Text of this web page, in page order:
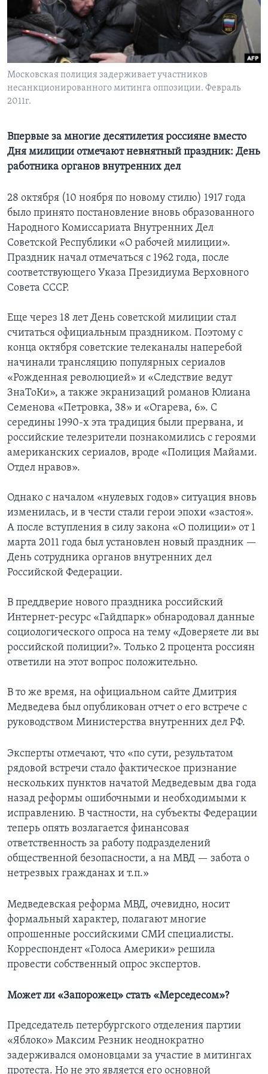
Learning English
СОЦИАЛЬНЫЕ СЕТИ
Московская полиция задерживает участников
несанкционированного митинга оппозиции. Февраль
2011г.
Впервые за многие десятилетия россияне вместо
Дня милиции отмечают невнятный праздник: День
работника органов внутренних дел
28 октября (10 ноября по новому стилю) 1917 года
было принято постановление вновь образованного
Народного Комиссариата Внутренних Дел
Советской Республики «О рабочей милиции».
Праздник начал отмечаться с 1962 года, после
соответствующего Указа Президиума Верховного
Совета СССР.
Еще через 18 лет День советской милиции стал
считаться официальным праздником. Поэтому с
конца октября советские телеканалы наперебой
начинали трансляцию популярных сериалов
«Рожденная революцией» и «Следствие ведут
ЗнаТоКи», а также экранизаций романов Юлиана
Семенова «Петровка, 38» и «Огарева, 6». С
середины 1990-х эта традиция были прервана, и
российские телезрители познакомились с героями
американских сериалов, вроде «Полиция Майами.
Отдел нравов».
Однако с началом «нулевых годов» ситуация вновь
изменилась, и в чести стали герои эпохи «застоя».
А после вступления в силу закона «О полиции» от 1
марта 2011 года был установлен новый праздник —
День сотрудника органов внутренних дел
Российской Федерации.
В преддверие нового праздника российский
Интернет-ресурс «Гайдпарк» обнародовал данные
социологического опроса на тему «Доверяете ли вы
российской полиции?». Только 2 процента россиян
ответили на этот вопрос положительно.
В то же время, на официальном сайте Дмитрия
Медведева был опубликован отчет о его встрече с
руководством Министерства внутренних дел РФ.
Эксперты отмечают, что «по сути, результатом
рядовой встречи стало фактическое признание
нескольких пунктов начатой Медведевым два года
назад реформы ошибочными и необходимыми к
исправлению. В частности, на субъекты Федерации
теперь опять возлагается финансовая
ответственность за работу подразделений
общественной безопасности, а на МВД — забота о
нетрезвых гражданах и т.п.»
Медведевская реформа МВД, очевидно, носит
формальный характер, полагают многие
опрошенные российскими СМИ специалисты.
Корреспондент «Голоса Америки» решила
провести собственный опрос экспертов.
Может ли «Запорожец» стать «Мерседесом»?
Председатель петербургского отделения партии
«Яблоко» Максим Резник неоднократно
задерживался омоновцами за участие в митингах
протеста. Но не это является его основной